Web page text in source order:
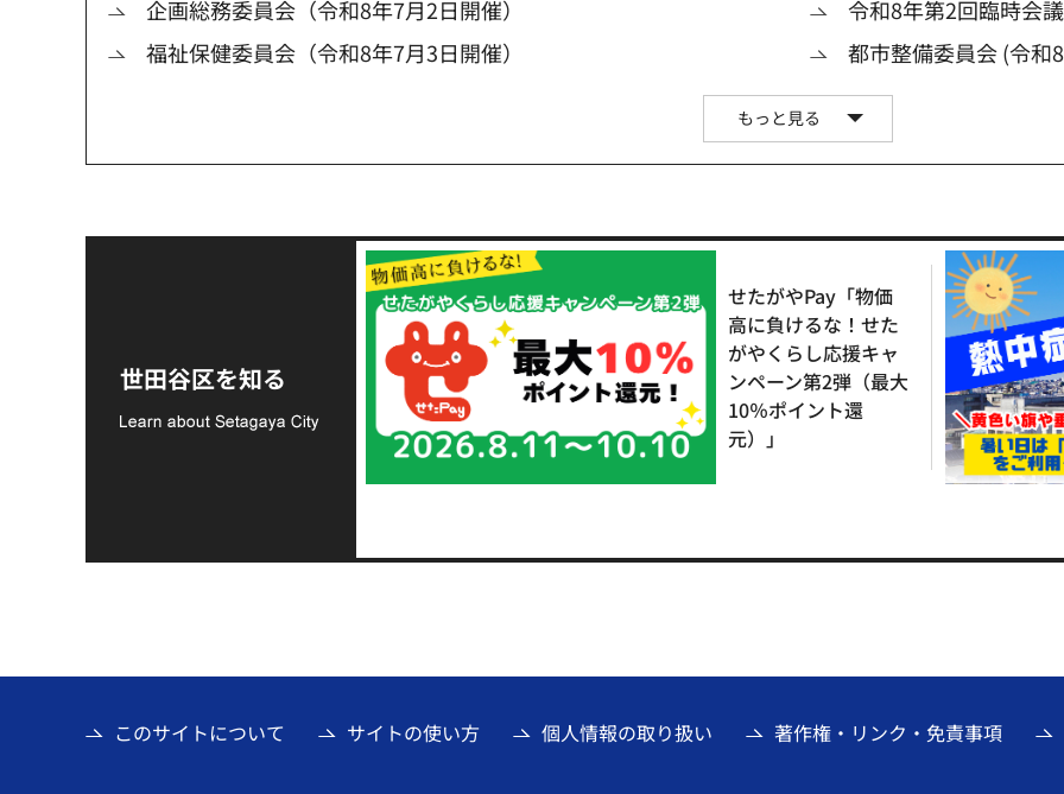
企画総務委員会（令和8年7月2日開催）
令和8年第2回臨時会
福祉保健委員会（令和8年7月3日開催）
都市整備委員会 (令和
もっと見る
世田谷区を知る
支援金の募集につい
て
せたがやPay「物価
高に負けるな！せた
がやくらし応援キャ
ンペーン第2弾（最大
10％ポイント還
元）」
このサイトについて サイトの使い方 個人情報の取り扱い 著作権・リンク・免責事項